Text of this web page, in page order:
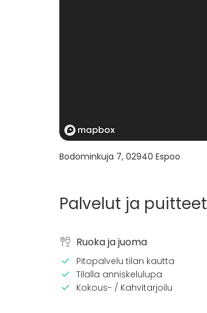
Bodominkuja 7, 02940 Espoo
Palvelut ja puitteet
Ruoka ja juoma
Pitopalvelu tilan kautta
Tilalla anniskelulupa
Kokous- / Kahvitarjoilu